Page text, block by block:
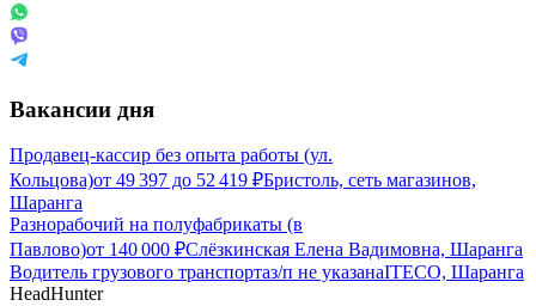
Вакансии дня
Продавец-кассир без опыта работы (ул.
Кольцова)от 49 397 до 52 419 ₽Бристоль, сеть магазинов,
Шаранга
Разнорабочий на полуфабрикаты (в
Павлово)от 140 000 ₽Слёзкинская Елена Вадимовна, Шаранга
Водитель грузового транспортаз/п не указанаITECO, Шаранга
HeadHunter